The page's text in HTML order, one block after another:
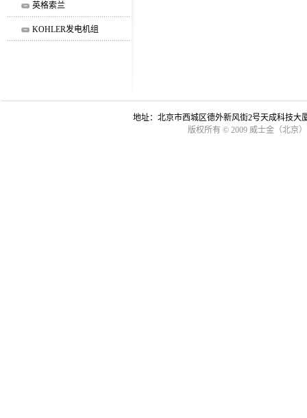
英格索兰
KOHLER发电机组
地址：北京市西城区德外新风街2号天成科技大
版权所有 © 2009 威士金（北京